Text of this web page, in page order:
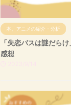
本、アニメの紹介・分析
「失恋バスは謎だら
感想